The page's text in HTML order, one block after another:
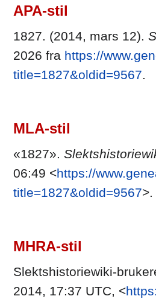
APA-stil
1827. (2014, mars 12).
2026 fra https://
title=1827&oldid=9567.
MLA-stil
«1827».
06:49 <https://
title=1827&oldid=9567>.
MHRA-stil
Slektshistoriewiki-
2014, 17:37 UTC, <